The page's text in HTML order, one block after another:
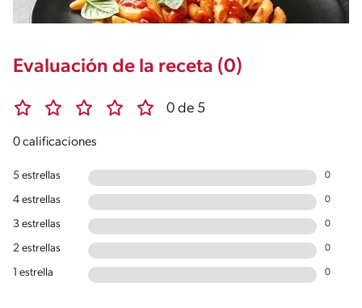
Evaluación de la receta (0)
0 de 5
0 calificaciones
5 estrellas 0
4 estrellas 0
3 estrellas 0
2 estrellas 0
1 estrella 0